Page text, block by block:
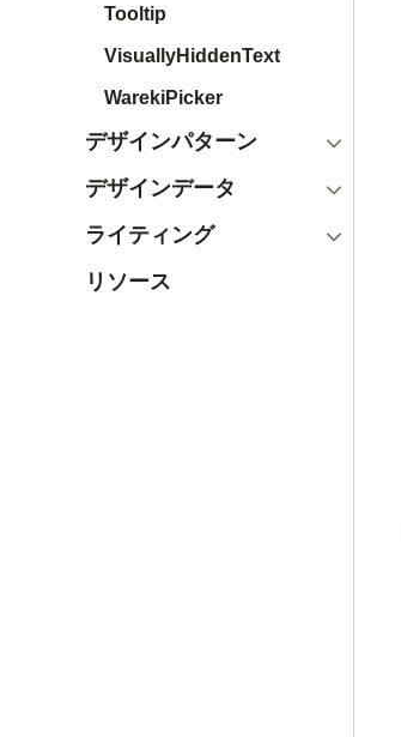
Tooltip
VisuallyHiddenText
WarekiPicker
デザインパターン
デザインデータ
ライティング
リソース